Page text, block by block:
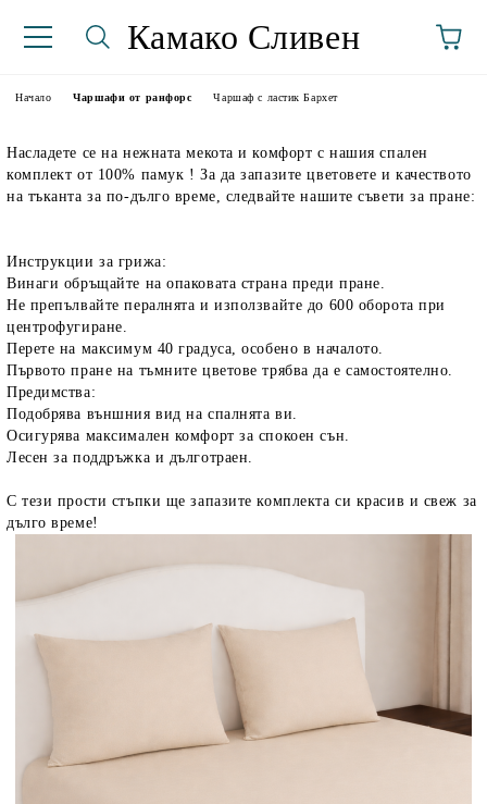
Камако Сливен
Начало Чаршафи от ранфорс Чаршаф с ластик Бархет
Насладете се на нежната мекота и комфорт с нашия спален
комплект от 100% памук ! За да запазите цветовете и качеството
на тъканта за по-дълго време, следвайте нашите съвети за пране:
Инструкции за грижа:
Винаги обръщайте на опаковата страна преди пране.
Не препълвайте пералнята и използвайте до 600 оборота при
центрофугиране.
Перете на максимум 40 градуса, особено в началото.
Първото пране на тъмните цветове трябва да е самостоятелно.
Предимства:
Подобрява външния вид на спалнята ви.
Осигурява максимален комфорт за спокоен сън.
Лесен за поддръжка и дълготраен.
С тези прости стъпки ще запазите комплекта си красив и свеж за
дълго време!